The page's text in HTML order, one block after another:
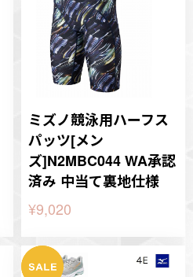
ミズノ競泳用ハーフス
パッツ[メン
ズ]N2MBC044 WA承認
済み 中当て裏地仕様
¥9,020